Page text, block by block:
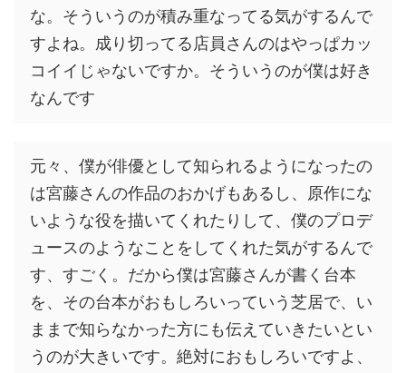
な。そういうのが積み重なってる気がするんで
すよね。成り切ってる店員さんのはやっぱカッ
コイイじゃないですか。そういうのが僕は好き
なんです
元々、僕が俳優として知られるようになったの
は宮藤さんの作品のおかげもあるし、原作にな
いような役を描いてくれたりして、僕のプロデ
ュースのようなことをしてくれた気がするんで
す、すごく。だから僕は宮藤さんが書く台本
を、その台本がおもしろいっていう芝居で、い
ままで知らなかった方にも伝えていきたいとい
うのが大きいです。絶対におもしろいですよ、